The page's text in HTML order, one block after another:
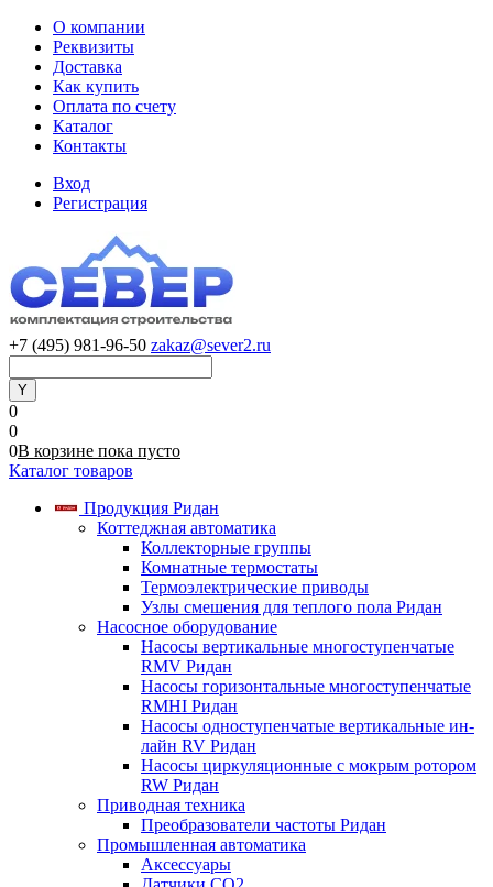
О компании
Реквизиты
Доставка
Как купить
Оплата по счету
Каталог
Контакты
Вход
Регистрация
+7 (495) 981-96-50 zakaz@sever2.ru
0
0
0В корзине пока пусто
Каталог товаров
Продукция Ридан
Коттеджная автоматика
Коллекторные группы
Комнатные термостаты
Термоэлектрические приводы
Узлы смешения для теплого пола Ридан
Насосное оборудование
Насосы вертикальные многоступенчатые
RMV Ридан
Насосы горизонтальные многоступенчатые
RMHI Ридан
Насосы одноступенчатые вертикальные ин-
лайн RV Ридан
Насосы циркуляционные с мокрым ротором
RW Ридан
Приводная техника
Преобразователи частоты Ридан
Промышленная автоматика
Аксессуары